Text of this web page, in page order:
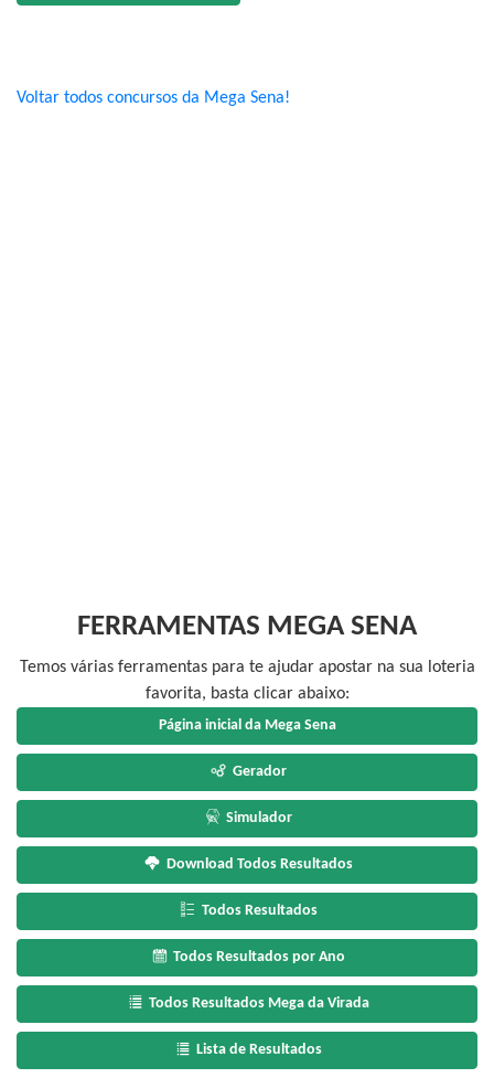
Voltar todos concursos da Mega Sena!
FERRAMENTAS MEGA SENA
Temos várias ferramentas para te ajudar apostar na sua loteria
favorita, basta clicar abaixo:
Página inicial da Mega Sena
Gerador
Simulador
Download Todos Resultados
Todos Resultados
Todos Resultados por Ano
Todos Resultados Mega da Virada
Lista de Resultados